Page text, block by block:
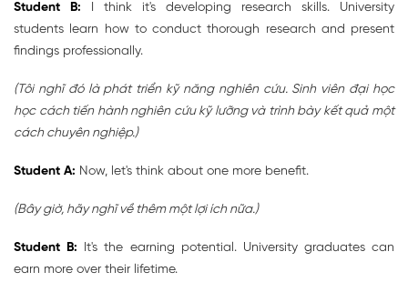
Student B: I think it's developing research skills. University
students learn how to conduct thorough research and present
findings professionally.
(Tôi nghĩ đó là phát triển kỹ năng nghiên cứu. Sinh viên đại học
học cách tiến hành nghiên cứu kỹ lưỡng và trình bày kết quả một
cách chuyên nghiệp.)
Student A: Now, let's think about one more benefit.
(Bây giờ, hãy nghĩ về thêm một lợi ích nữa.)
Student B: It's the earning potential. University graduates can
earn more over their lifetime.